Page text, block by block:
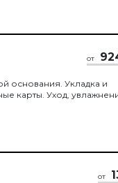
от
основания. Укладка и
карты. Уход,
от